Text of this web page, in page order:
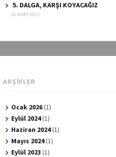
5. DALGA, KARŞI KOYACAĞIZ
26 MART 2023
ARŞIVLER
Ocak 2026(1)
Eylül 2024(1)
Haziran 2024(1)
Mayıs 2024(1)
Eylül 2023 (1)